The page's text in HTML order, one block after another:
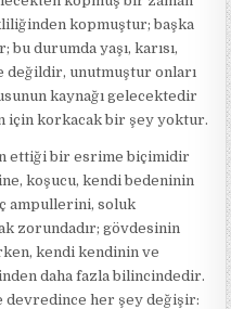
kopmuştur; başka
durumda yaşı, karısı,
değildir, unutmuştur onları
kaynağı gelecektedir
için korkacak bir şey yoktur.
ettiği bir esrime biçimidir
koşucu, kendi bedeninin
ampullerini, soluk
zorundadır; gövdesinin
kendi kendinin ve
daha fazla bilincindedir.
devredince her şey değişir: